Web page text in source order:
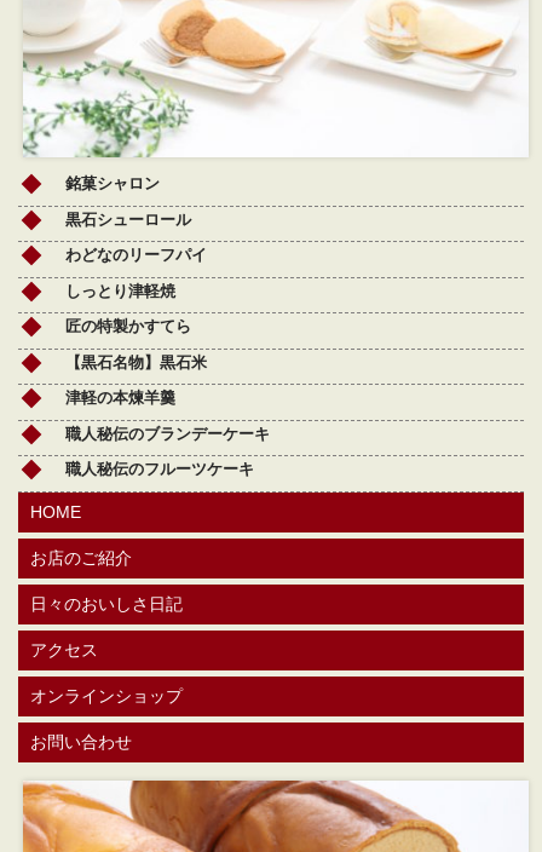
銘菓シャロン
黒石シューロール
わどなのリーフパイ
しっとり津軽焼
匠の特製かすてら
【黒石名物】黒石米
津軽の本煉羊羹
職人秘伝のブランデーケーキ
職人秘伝のフルーツケーキ
HOME
お店のご紹介
日々のおいしさ日記
アクセス
オンラインショップ
お問い合わせ